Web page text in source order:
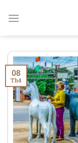
qua
08
Th4